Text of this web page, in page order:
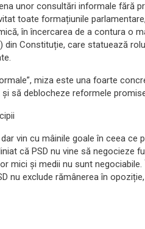
unor consultări informale fără
toate formațiunile
în încercarea de a contura o
din Constituție, care statuează
miza este una foarte
să deblocheze reformele
vin cu mâinile goale în ceea ce
că PSD nu vine să negocieze
mici și medii nu sunt
nu exclude rămânerea în